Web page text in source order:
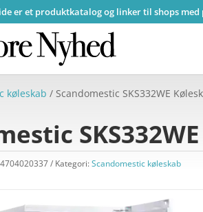
er et produktkatalog og linker til shops
køleskab / Scandomestic SKS332WE
Kategori:Scandomestic køleskab